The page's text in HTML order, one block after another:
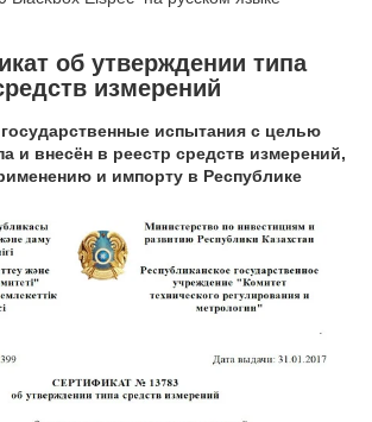
об утверждении типа
измерений
испытания с целью
и внесён в реестр средств измерений,
и импорту в Республике